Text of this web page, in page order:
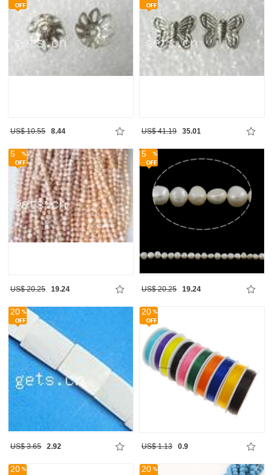
US$ 10.55 8.44 US$ 41.19 35.01
5
US$ 20.25 19.24
5
US$ 20.25 19.24
20
US$ 3.65 2.92
20
US$ 1.13 0.9
20 20